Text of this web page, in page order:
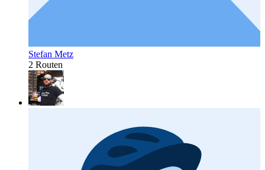
Stefan Metz
2 Routen